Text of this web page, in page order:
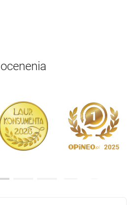
ocenenia